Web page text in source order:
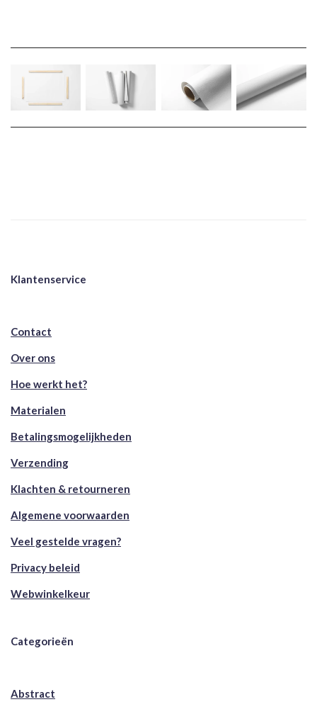
Klantenservice
Contact
Over ons
Hoe werkt het?
Materialen
Betalingsmogelijkheden
Verzending
Klachten & retourneren
Algemene voorwaarden
Veel gestelde vragen?
Privacy beleid
Webwinkelkeur
Categorieën
Abstract